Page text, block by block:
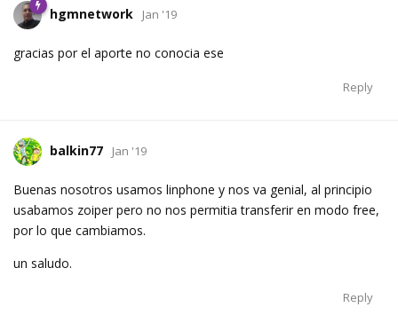
hgmnetwork Jan '19
gracias por el aporte no conocia ese
Reply
balkin77 Jan '19
Buenas nosotros usamos linphone y nos va genial, al principio
usabamos zoiper pero no nos permitia transferir en modo free,
por lo que cambiamos.
un saludo.
Reply